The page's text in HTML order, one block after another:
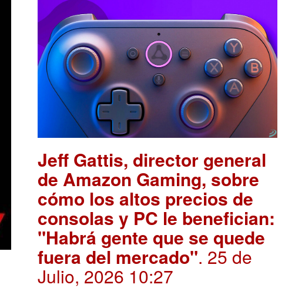
Jeff Gattis, director general
de Amazon Gaming, sobre
cómo los altos precios de
consolas y PC le benefician:
"Habrá gente que se quede
fuera del mercado". 25 de
Julio, 2026 10:27